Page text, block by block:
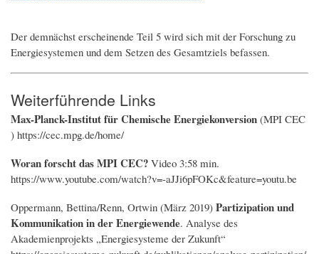
Der demnächst erscheinende Teil 5 wird sich mit der Forschung zu
Energiesystemen und dem Setzen des Gesamtziels befassen.
Weiterführende Links
Max-Planck-Institut für Chemische Energiekonversion (MPI CEC
) https://cec.mpg.de/home/
Woran forscht das MPI CEC? Video 3:58 min.
https://www.youtube.com/watch?v=-aJJi6pFOKc&feature=youtu.be
Oppermann, Bettina/Renn, Ortwin (März 2019) Partizipation und
Kommunikation in der Energiewende. Analyse des
Akademienprojekts „Energiesysteme der Zukunft“